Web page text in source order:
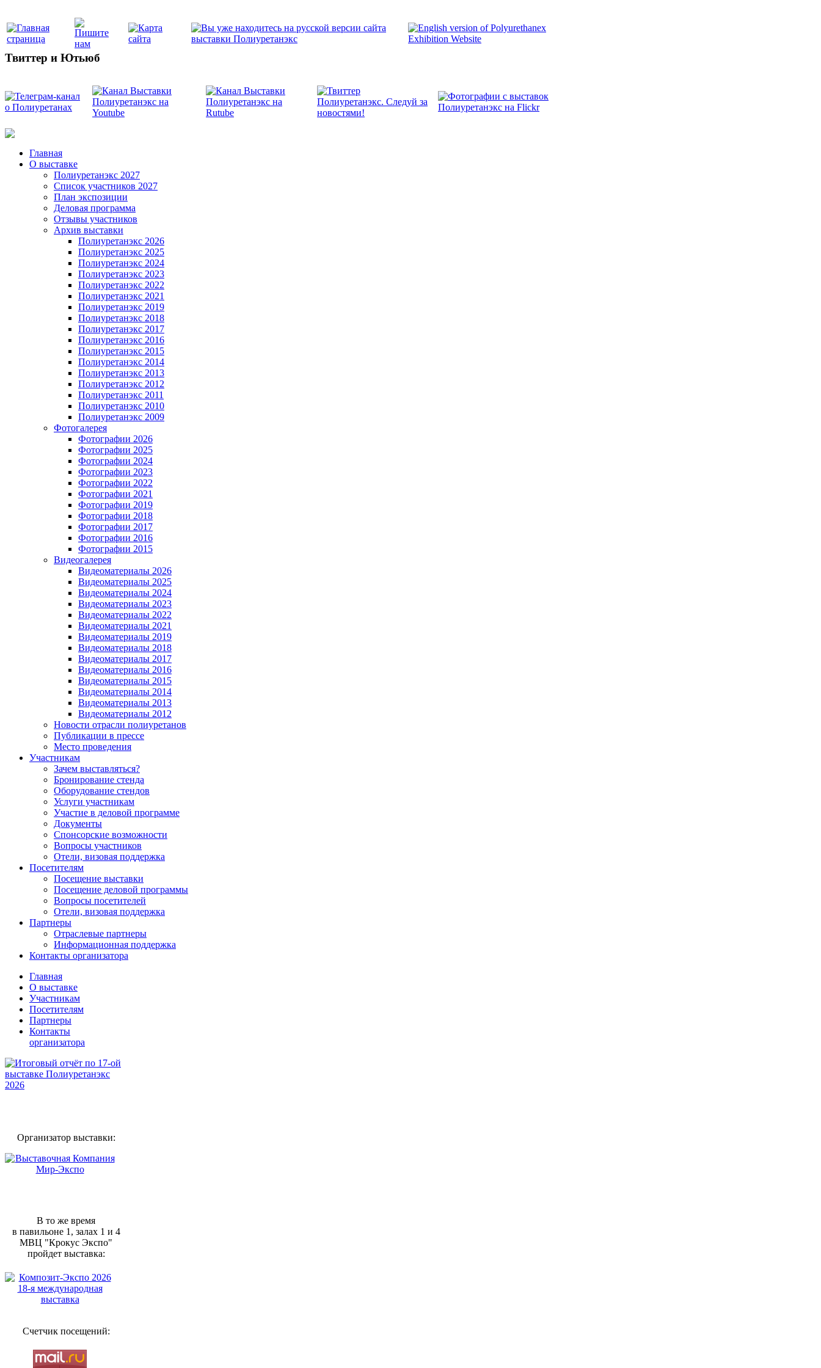
Твиттер и Ютьюб
Главная
О выставке
Полиуретанэкс 2027
Список участников 2027
План экспозиции
Деловая программа
Отзывы участников
Архив выставки
Полиуретанэкс 2026
Полиуретанэкс 2025
Полиуретанэкс 2024
Полиуретанэкс 2023
Полиуретанэкс 2022
Полиуретанэкс 2021
Полиуретанэкс 2019
Полиуретанэкс 2018
Полиуретанэкс 2017
Полиуретанэкс 2016
Полиуретанэкс 2015
Полиуретанэкс 2014
Полиуретанэкс 2013
Полиуретанэкс 2012
Полиуретанэкс 2011
Полиуретанэкс 2010
Полиуретанэкс 2009
Фотогалерея
Фотографии 2026
Фотографии 2025
Фотографии 2024
Фотографии 2023
Фотографии 2022
Фотографии 2021
Фотографии 2019
Фотографии 2018
Фотографии 2017
Фотографии 2016
Фотографии 2015
Видеогалерея
Видеоматериалы 2026
Видеоматериалы 2025
Видеоматериалы 2024
Видеоматериалы 2023
Видеоматериалы 2022
Видеоматериалы 2021
Видеоматериалы 2019
Видеоматериалы 2018
Видеоматериалы 2017
Видеоматериалы 2016
Видеоматериалы 2015
Видеоматериалы 2014
Видеоматериалы 2013
Видеоматериалы 2012
Новости отрасли полиуретанов
Публикации в прессе
Место проведения
Участникам
Зачем выставляться?
Бронирование стенда
Оборудование стендов
Услуги участникам
Участие в деловой программе
Документы
Спонсорские возможности
Вопросы участников
Отели, визовая поддержка
Посетителям
Посещение выставки
Посещение деловой программы
Вопросы посетителей
Отели, визовая поддержка
Партнеры
Отраслевые партнеры
Информационная поддержка
Контакты организатора
Главная
О выставке
Участникам
Посетителям
Партнеры
Контакты
организатора
Организатор выставки:
В то же время
в павильоне 1, залах 1 и 4
МВЦ "Крокус Экспо"
пройдет выставка:
Счетчик посещений: